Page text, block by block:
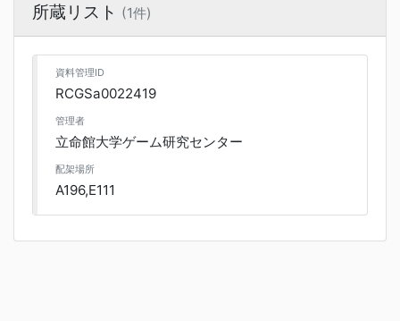
所蔵リスト (1件)
資料管理ID
RCGSa0022419
管理者
立命館大学ゲーム研究センター
配架場所
A196,E111